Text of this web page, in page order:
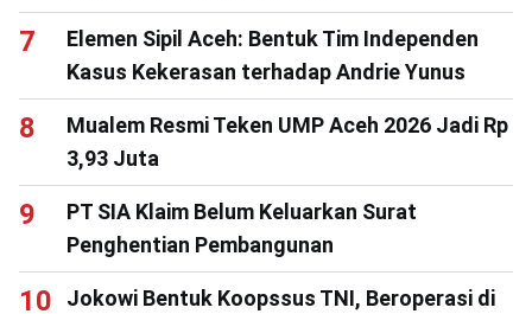
Elemen Sipil Aceh: Bentuk Tim Independen
Kasus Kekerasan terhadap Andrie Yunus
Mualem Resmi Teken UMP Aceh 2026 Jadi Rp
3,93 Juta
PT SIA Klaim Belum Keluarkan Surat
Penghentian Pembangunan
Jokowi Bentuk Koopssus TNI, Beroperasi di